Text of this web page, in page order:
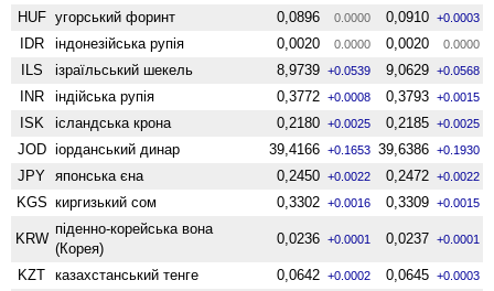
HUF угорський форинт 0,0896 0.0000 0,0910 +0.0003
IDR індонезійська рупія 0,0020 0.0000 0,0020 0.0000
ILS ізраїльський шекель 8,9739 +0.0539 9,0629 +0.0568
INR індійська рупія 0,3772 +0.0008 0,3793 +0.0015
ISK ісландська крона 0,2180 +0.0025 0,2185 +0.0025
JOD іорданський динар 39,4166 +0.1653 39,6386 +0.1930
JPY японська єна 0,2450 +0.0022 0,2472 +0.0022
KGS киргизький сом 0,3302 +0.0016 0,3309 +0.0015
KRW
піденно-корейська вона
(Корея)
0,0236 +0.0001 0,0237 +0.0001
KZT казахстанський тенге 0,0642 +0.0002 0,0645 +0.0003